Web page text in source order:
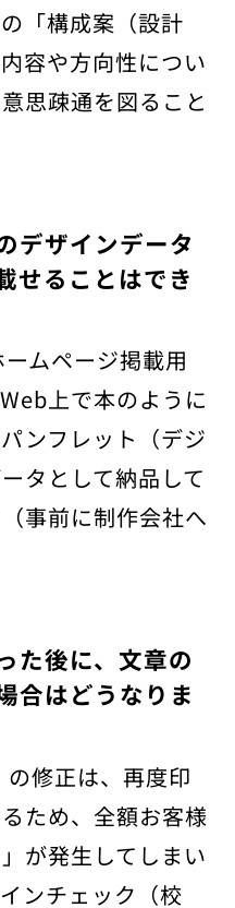
「構成案（設計
容や方向性につい
思疎通を図ること
デザインデータ
せることはでき
ムページ掲載用
上で本のように
ンフレット（デジ
タとして納品して
事前に制作会社へ
た後に、文章の
合はどうなりま
修正は、再度印
ため、全額お客様
が発生してしまい
ンチェック（校